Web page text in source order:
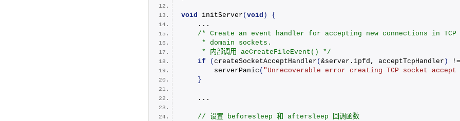
void initServer ( void )
{
    ...
/* Create an event handler for accepting new connections in TCP
     * domain sockets.
     * 内部调用 aeCreateFileEvent() */
if
( createSocketAcceptHandler ( &server. ipfd , acceptTcpHandler ) !=
serverPanic ( "Unrecoverable error creating TCP socket
}
    ...
// 设置 beforesleep 和 aftersleep 回调函数